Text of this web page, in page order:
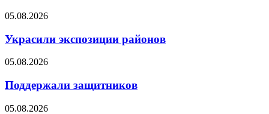
05.08.2026
Украсили экспозиции районов
05.08.2026
Поддержали защитников
05.08.2026